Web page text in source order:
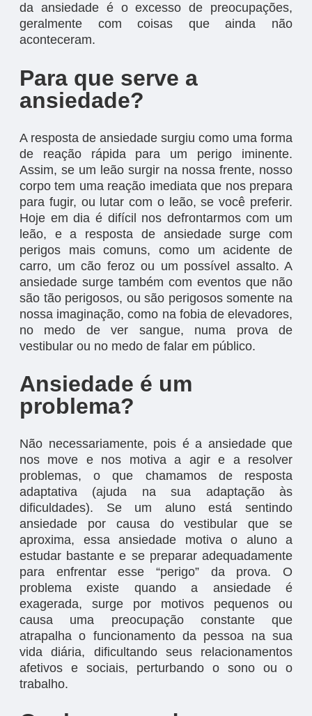
da ansiedade é o excesso de preocupações,
geralmente com coisas que ainda não
aconteceram.
Para que serve a
ansiedade?
A resposta de ansiedade surgiu como uma forma
de reação rápida para um perigo iminente.
Assim, se um leão surgir na nossa frente, nosso
corpo tem uma reação imediata que nos prepara
para fugir, ou lutar com o leão, se você preferir.
Hoje em dia é difícil nos defrontarmos com um
leão, e a resposta de ansiedade surge com
perigos mais comuns, como um acidente de
carro, um cão feroz ou um possível assalto. A
ansiedade surge também com eventos que não
são tão perigosos, ou são perigosos somente na
nossa imaginação, como na fobia de elevadores,
no medo de ver sangue, numa prova de
vestibular ou no medo de falar em público.
Ansiedade é um
problema?
Não necessariamente, pois é a ansiedade que
nos move e nos motiva a agir e a resolver
problemas, o que chamamos de resposta
adaptativa (ajuda na sua adaptação às
dificuldades). Se um aluno está sentindo
ansiedade por causa do vestibular que se
aproxima, essa ansiedade motiva o aluno a
estudar bastante e se preparar adequadamente
para enfrentar esse “perigo” da prova. O
problema existe quando a ansiedade é
exagerada, surge por motivos pequenos ou
causa uma preocupação constante que
atrapalha o funcionamento da pessoa na sua
vida diária, dificultando seus relacionamentos
afetivos e sociais, perturbando o sono ou o
trabalho.